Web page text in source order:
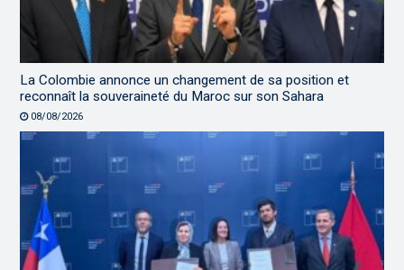
La Colombie annonce un changement de sa position et
reconnaît la souveraineté du Maroc sur son Sahara
08/08/2026